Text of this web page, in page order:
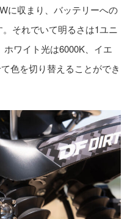
に収まり、バッテリーへの
それでいて明るさは1ユニ
ワイト光は6000K、イエ
色を切り替えることができ